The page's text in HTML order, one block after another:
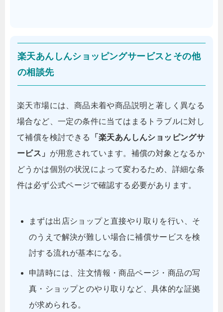
楽天あんしんショッピングサービスとその他
の相談先
楽天市場には、商品未着や商品説明と著しく異なる
場合など、一定の条件に当てはまるトラブルに対し
て補償を検討できる
「楽天あんしんショッピングサ
ービス」 が用意されています。補償の対象となるか
どうかは個別の状況によって変わるため、詳細な条
件は必ず公式ページで確認する必要があります。
まずは出店ショップと直接やり取りを行い、そ
のうえで解決が難しい場合に補償サービスを検
討する流れが基本になる。
申請時には、注文情報・商品ページ・商品の写
真・ショップとのやり取りなど、具体的な証拠
が求められる。